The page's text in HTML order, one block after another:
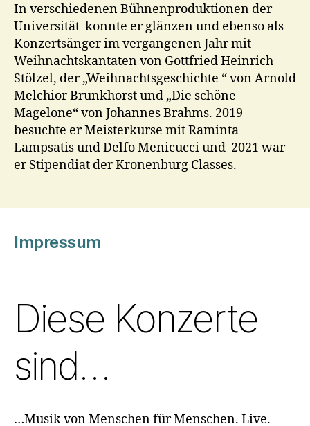
In verschiedenen Bühnenproduktionen der
Universität konnte er glänzen und ebenso als
Konzertsänger im vergangenen Jahr mit
Weihnachtskantaten von Gottfried Heinrich
Stölzel, der „Weihnachtsgeschichte “ von Arnold
Melchior Brunkhorst und „Die schöne
Magelone“ von Johannes Brahms. 2019
besuchte er Meisterkurse mit Raminta
Lampsatis und Delfo Menicucci und 2021 war
er Stipendiat der Kronenburg Classes.
Impressum
Diese Konzerte
sind…
…Musik von Menschen für Menschen. Live.